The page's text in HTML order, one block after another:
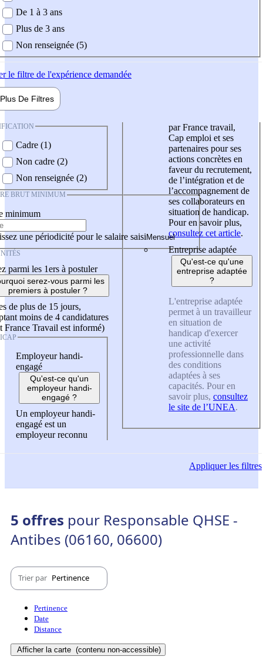
De 1 à 3 ans
Plus de 3 ans
Non renseignée (5)
le filtre de l'expérience demandée
Plus De Filtres
Cadre (1)
Non cadre (2)
Non renseignée (2)
BRUT MINIMUM
minimum
une périodicité pour le salaire saisi
parmi les 1ers à postuler
serez-vous parmi les
premiers à postuler ?
de plus de 15 jours,
moins de 4 candidatures
France Travail est informé)
Employeur handi-
engagé
Qu'est-ce qu'un
employeur handi-
engagé ?
Un employeur handi-
engagé est un
employeur reconnu
par France travail,
Cap emploi et ses
partenaires pour ses
actions concrètes en
faveur du recrutement,
de l’intégration et de
l’accompagnement de
ses collaborateurs en
situation de handicap.
Pour en savoir plus,
consultez cet article.
Entreprise adaptée
Qu'est-ce qu'une
entreprise adaptée
?
L'entreprise adaptée
permet à un travailleur
en situation de
handicap d'exercer
une activité
professionnelle dans
des conditions
adaptées à ses
capacités. Pour en
savoir plus, consultez
le site de l’UNEA.
Appliquerles filtres
5 offres pour Responsable QHSE -
Antibes (06160, 06600)
Trier par Pertinence
Pertinence
Date
Distance
Afficher la carte (contenu non-accessible)